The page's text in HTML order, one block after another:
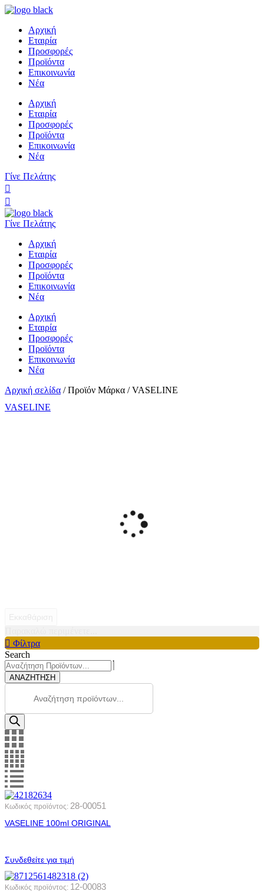
Αρχική
Εταιρία
Προσφορές
Προϊόντα
Επικοινωνία
Νέα
Αρχική
Εταιρία
Προσφορές
Προϊόντα
Επικοινωνία
Νέα
Γίνε Πελάτης
Γίνε Πελάτης
Αρχική
Εταιρία
Προσφορές
Προϊόντα
Επικοινωνία
Νέα
Αρχική
Εταιρία
Προσφορές
Προϊόντα
Επικοινωνία
Νέα
Αρχική σελίδα / Προϊόν Μάρκα / VASELINE
VASELINE
Φίλτρα
Search
ΑΝΑΖΗΤΗΣΗ
Products
Κωδικός προϊόντος: 28-00051
VASELINE 100ml ORIGINAL
Συνδεθείτε για τιμή
Κωδικός προϊόντος: 12-00083